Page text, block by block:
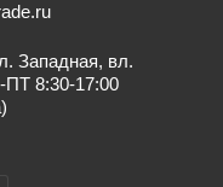
Западная, вл.
8:30-17:00